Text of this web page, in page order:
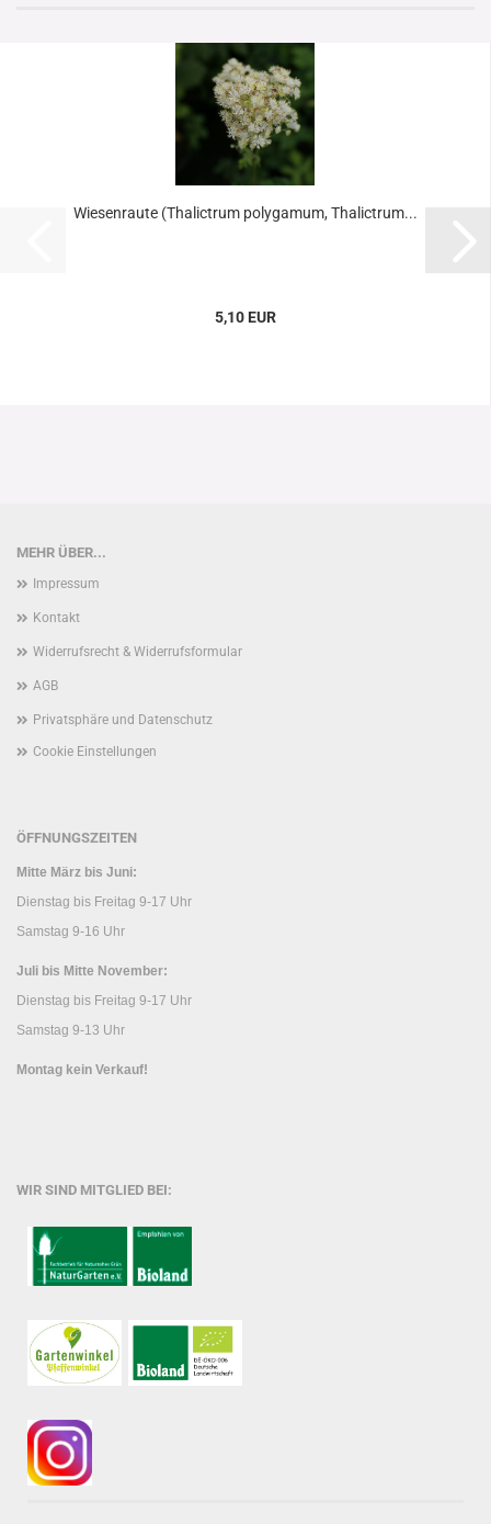
Wiesenraute (Thalictrum polygamum, Thalictrum...
5,10 EUR
MEHR ÜBER...
Impressum
Kontakt
Widerrufsrecht & Widerrufsformular
AGB
Privatsphäre und Datenschutz
Cookie Einstellungen
ÖFFNUNGSZEITEN
Mitte März bis Juni:
Dienstag bis Freitag 9-17 Uhr
Samstag 9-16 Uhr
Juli bis Mitte November:
Dienstag bis Freitag 9-17 Uhr
Samstag 9-13 Uhr
Montag kein Verkauf!
WIR SIND MITGLIED BEI: